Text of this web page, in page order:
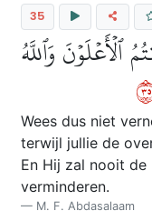
35
ٱلۡأَعۡلَوۡنَ وَٱللَّهُ
Wees dus niet
terwijl jullie de
En Hij zal nooit
verminderen.
M. F. Abdasalaam